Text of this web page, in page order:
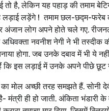
तो है, लेकिन यह पहाड़ की तमाम
लड़ेंगे ! तमाम छल-छद्म-फरेब करने
लोग अपने होते चले गए. रीजनल
अधिवक्ता नवनीश नेगी ने भी
होगा. जब उनके दबाव में भी ये
कि इस लड़ाई में उनके अपने पीछे
मोल अच्छी तरह समझते हैं. सोनी
है- मंत्री ही हो जाती. अंकिता